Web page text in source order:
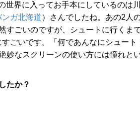
世界に入ってお手本にしているのは
ンガ北海道）さんでしたね。あの2人
すごいのですが、シュートに行くま
ごいです。「何であんなにシュー
妙なスクリーンの使い方には憧れと
たか？